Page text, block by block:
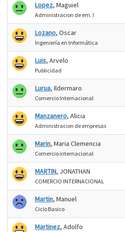
Lopez, Maguiel
Administracion de em. I
Lozano, Oscar
Ingeniería en Informática
Luis, Arvelo
Publicidad
Lurua, Ildermaro
Comercio Internacional
Manzanero, Alicia
Administracion de empresas
Marin, Maria Clemencia
Comercio internacional
MARTIN, JONATHAN
COMERCIO INTERNACIONAL
Martin, Manuel
Ciclo Basico
Martinez, Adolfo